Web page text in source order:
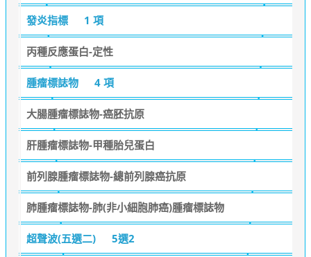
發炎指標 1 項
丙種反應蛋白-定性
腫瘤標誌物 4 項
大腸腫瘤標誌物-癌胚抗原
肝腫瘤標誌物-甲種胎兒蛋白
前列腺腫瘤標誌物-總前列腺癌抗原
肺腫瘤標誌物-肺(非小細胞肺癌)腫瘤標誌物
超聲波(五選二) 5選2